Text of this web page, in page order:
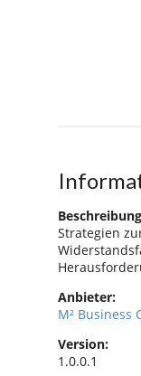
Strategien
Anbieter:
M² Business
Version:
1.0.0.1